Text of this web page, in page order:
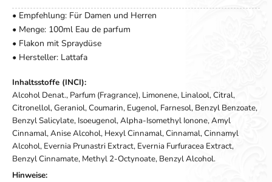
• Empfehlung: Für Damen und Herren
• Menge: 100ml Eau de parfum
• Flakon mit Spraydüse
• Hersteller: Lattafa
Inhaltsstoffe (INCI):
Alcohol Denat., Parfum (Fragrance), Limonene, Linalool, Citral,
Citronellol, Geraniol, Coumarin, Eugenol, Farnesol, Benzyl Benzoate,
Benzyl Salicylate, Isoeugenol, Alpha-Isomethyl Ionone, Amyl
Cinnamal, Anise Alcohol, Hexyl Cinnamal, Cinnamal, Cinnamyl
Alcohol, Evernia Prunastri Extract, Evernia Furfuracea Extract,
Benzyl Cinnamate, Methyl 2-Octynoate, Benzyl Alcohol.
Hinweise: